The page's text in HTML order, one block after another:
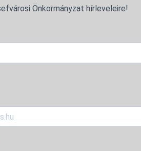
Önkormányzat hírleveleire!